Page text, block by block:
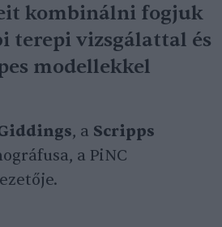
kombinálni fogjuk
terepi vizsgálattal és
modellekkel
, a Scripps
a PiNC